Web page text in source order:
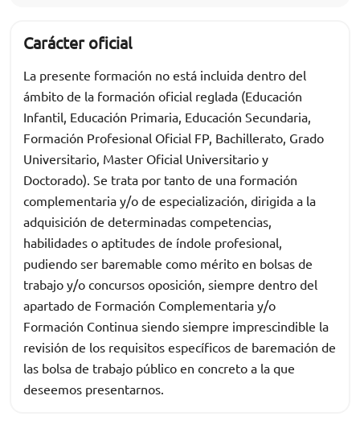
Carácter oficial
La presente formación no está incluida dentro del
ámbito de la formación oficial reglada (Educación
Infantil, Educación Primaria, Educación Secundaria,
Formación Profesional Oficial FP, Bachillerato, Grado
Universitario, Master Oficial Universitario y
Doctorado). Se trata por tanto de una formación
complementaria y/o de especialización, dirigida a la
adquisición de determinadas competencias,
habilidades o aptitudes de índole profesional,
pudiendo ser baremable como mérito en bolsas de
trabajo y/o concursos oposición, siempre dentro del
apartado de Formación Complementaria y/o
Formación Continua siendo siempre imprescindible la
revisión de los requisitos específicos de baremación de
las bolsa de trabajo público en concreto a la que
deseemos presentarnos.